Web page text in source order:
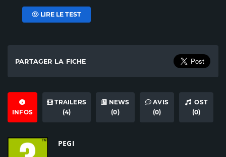
LIRE LE TEST
PARTAGER LA FICHE
INFOS
TRAILERS
(4)
NEWS
(0)
AVIS
(0)
OST
(0)
PEGI